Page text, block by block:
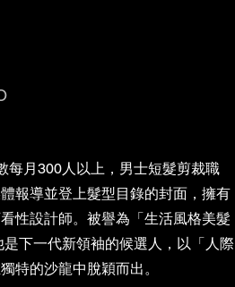
每月300人以上，男士短髮剪裁職
報導並登上髮型目錄的封面，擁有
性設計師。被譽為「生活風格美髮
下一代新領袖的候選人，以「人際
特的沙龍中脫穎而出。